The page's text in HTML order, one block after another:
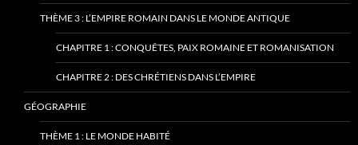
THÈME 3 : L’EMPIRE ROMAIN DANS LE MONDE ANTIQUE
CHAPITRE 1 : CONQUÊTES, PAIX ROMAINE ET ROMANISATION
CHAPITRE 2 : DES CHRÉTIENS DANS L’EMPIRE
GÉOGRAPHIE
THÈME 1 : LE MONDE HABITÉ